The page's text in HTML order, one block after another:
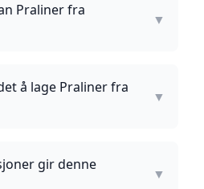
Praliner fra
▼
å lage Praliner fra
▼
gir denne
▼